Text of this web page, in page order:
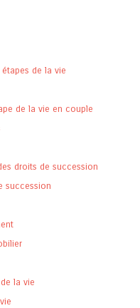
de la vie
de la vie en couple
droits de succession
succession
la vie